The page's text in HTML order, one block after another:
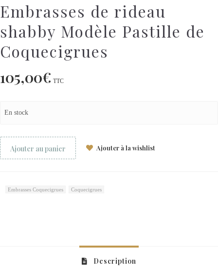
Embrasses de rideau
shabby Modèle Pastille de
Coquecigrues
105,00€ TTC
En stock
Ajouter au panier Ajouter à la wishlist
Embrasses Coquecigrues Coquecigrues
Description